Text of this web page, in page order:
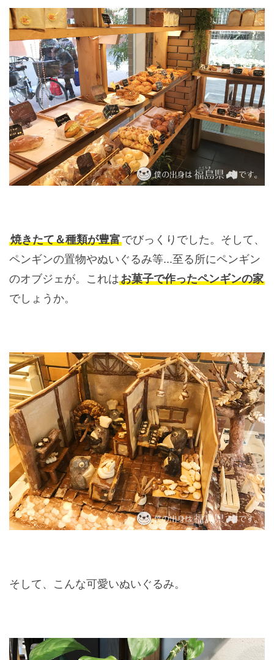
焼きたて＆種類が豊富でびっくりでした。そして、
ペンギンの置物やぬいぐるみ等...至る所にペンギン
のオブジェが。これはお菓子で作ったペンギンの家
でしょうか。
そして、こんな可愛いぬいぐるみ。